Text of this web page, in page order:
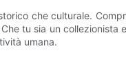
che culturale.
tu sia un collezionista
umana.